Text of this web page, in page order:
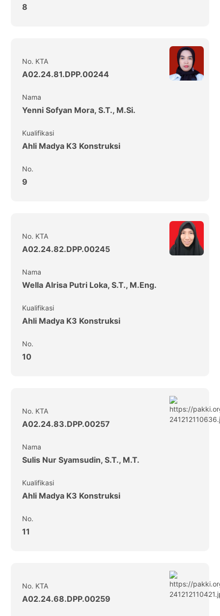
8
No. KTA
A02.24.81.DPP.00244
Nama
Yenni Sofyan Mora, S.T., M.Si.
Kualifikasi
Ahli Madya K3 Konstruksi
No.
9
No. KTA
A02.24.82.DPP.00245
Nama
Wella Alrisa Putri Loka, S.T., M.Eng.
Kualifikasi
Ahli Madya K3 Konstruksi
No.
10
No. KTA
A02.24.83.DPP.00257
Nama
Sulis Nur Syamsudin, S.T., M.T.
Kualifikasi
Ahli Madya K3 Konstruksi
No.
11
No. KTA
A02.24.68.DPP.00259